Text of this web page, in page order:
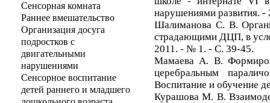
Сенсорная комната
Раннее вмешательство
Организация досуга
подростков с
двигательными
нарушениями
Сенсорное воспитание
детей раннего и младшего
нарушениями развития.
Шалиманова С. В.
страдающими ДЦП, в
2011. - № 1. - С. 39-45.
Мамаева А. В.
церебральным
Воспитание и обучение
Курашова М. В.